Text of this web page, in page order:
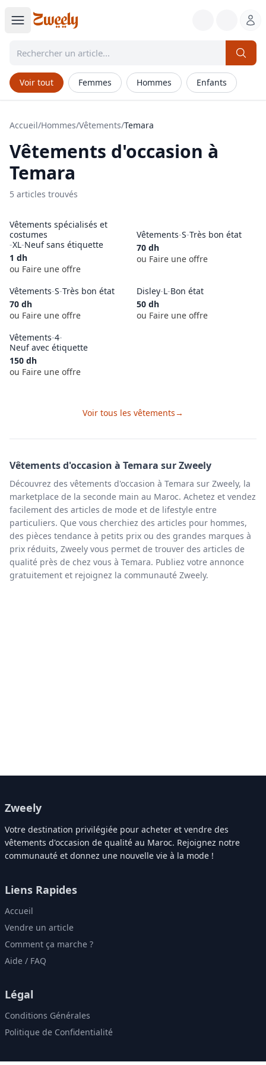
Voir tout Femmes Hommes Enfants
Accueil/Hommes/Vêtements/Temara
Vêtements d'occasion à
Temara
5 articles trouvés
Vêtements spécialisés et
costumes
-XL-Neuf sans étiquette
1 dh
ou Faire une offre
Vêtements-S-Très bon état
70 dh
ou Faire une offre
Vêtements-S-Très bon état
70 dh
ou Faire une offre
Disley-L-Bon état
50 dh
ou Faire une offre
Vêtements-4-
Neuf avec étiquette
150 dh
ou Faire une offre
Voir tous les vêtements→
Vêtementsd'occasion à Temara sur Zweely
Découvrez des vêtements d'occasion à Temara sur Zweely, la
marketplace de la seconde main au Maroc. Achetez et vendez
facilement des articles de mode et de lifestyle entre
particuliers. Que vous cherchiez des articles pour hommes,
des pièces tendance à petits prix ou des grandes marques à
prix réduits, Zweely vous permet de trouver des articles de
qualité près de chez vous à Temara. Publiez votre annonce
gratuitement et rejoignez la communauté Zweely.
Zweely
Votre destination privilégiée pour acheter et vendre des
vêtements d'occasion de qualité au Maroc. Rejoignez notre
communauté et donnez une nouvelle vie à la mode !
Liens Rapides
Accueil
Vendre un article
Comment ça marche ?
Aide / FAQ
Légal
Conditions Générales
Politique de Confidentialité